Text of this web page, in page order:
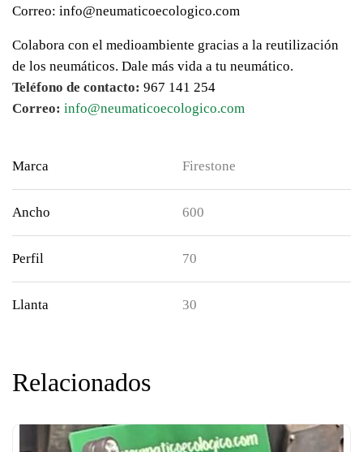
Correo: info@neumaticoecologico.com
Colabora con el medioambiente gracias a la reutilización
de los neumáticos. Dale más vida a tu neumático.
Teléfono de contacto: 967 141 254
Correo: info@neumaticoecologico.com
Marca Firestone
Ancho 600
Perfil 70
Llanta 30
Relacionados